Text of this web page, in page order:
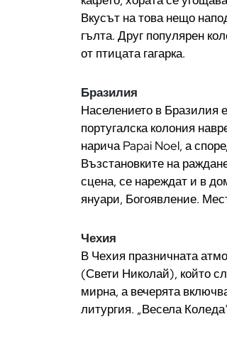
Вкусът на това нещо
гълта. Друг популярен
от птицата гагарка.
Бразилия
Населението в Бразилия
португалска колония
нарича Papai Noel, а
Възстановките на
сцена, се нареждат и в
януари, Богоявление.
Чехия
В Чехия празничната
(Свети Николай), който
мирна, а вечерята
литургия. „Весела